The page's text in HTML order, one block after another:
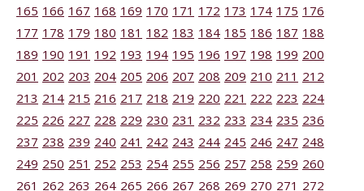
165 166 167 168 169 170 171 172 173 174 175 176
177 178 179 180 181 182 183 184 185 186 187 188
189 190 191 192 193 194 195 196 197 198 199 200
201 202 203 204 205 206 207 208 209 210 211 212
213 214 215 216 217 218 219 220 221 222 223 224
225 226 227 228 229 230 231 232 233 234 235 236
237 238 239 240 241 242 243 244 245 246 247 248
249 250 251 252 253 254 255 256 257 258 259 260
261 262 263 264 265 266 267 268 269 270 271 272